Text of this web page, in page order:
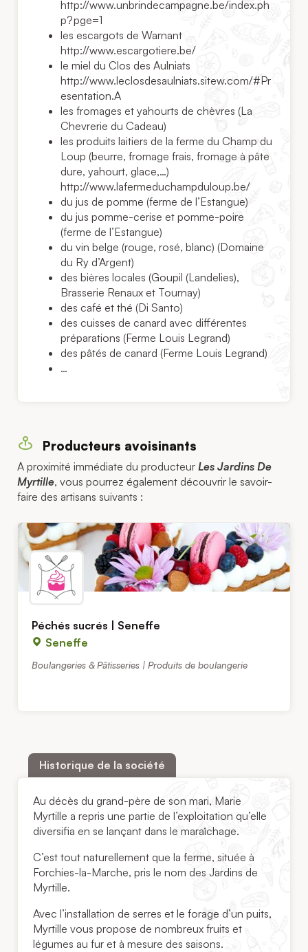
http://www.unbrindecampagne.be/index.ph
p?pge=1
les escargots de Warnant
http://www.escargotiere.be/
le miel du Clos des Aulniats
http://www.leclosdesaulniats.sitew.com/#Pr
esentation.A
les fromages et yahourts de chèvres (La
Chevrerie du Cadeau)
les produits laitiers de la ferme du Champ du
Loup (beurre, fromage frais, fromage à pâte
dure, yahourt, glace,…)
http://www.lafermeduchampduloup.be/
du jus de pomme (ferme de l’Estangue)
du jus pomme-cerise et pomme-poire
(ferme de l’Estangue)
du vin belge (rouge, rosé, blanc) (Domaine
du Ry d’Argent)
des bières locales (Goupil (Landelies),
Brasserie Renaux et Tournay)
des café et thé (Di Santo)
des cuisses de canard avec différentes
préparations (Ferme Louis Legrand)
des pâtés de canard (Ferme Louis Legrand)
…
Producteurs avoisinants
A proximité immédiate du producteur Les Jardins De
Myrtille, vous pourrez également découvrir le savoir-
faire des artisans suivants :
Péchés sucrés | Seneffe
Seneffe
Boulangeries & Pâtisseries | Produits de boulangerie
Historique de la société
Au décès du grand-père de son mari, Marie
Myrtille a repris une partie de l’exploitation qu’elle
diversifia en se lançant dans le maraîchage.
C’est tout naturellement que la ferme, située à
Forchies-la-Marche, pris le nom des Jardins de
Myrtille.
Avec l’installation de serres et le forage d’un puits,
Myrtille vous propose de nombreux fruits et
légumes au fur et à mesure des saisons.